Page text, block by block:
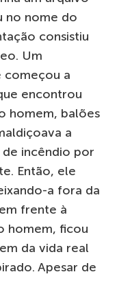
no nome do
consistiu
Um
começou a
encontrou
homem, balões
a
incêndio por
Então, ele
a fora da
frente à
homem, ficou
da vida real
Apesar de